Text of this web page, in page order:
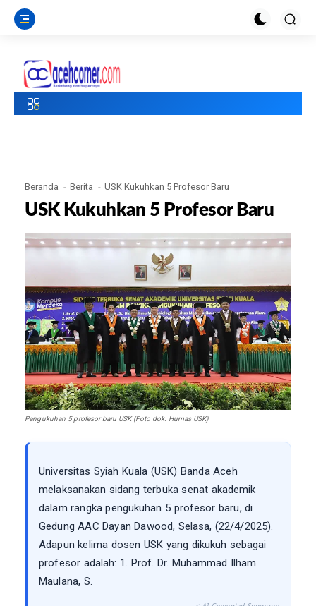
Beranda Berita USK Kukuhkan 5 Profesor Baru
USK Kukuhkan 5 Profesor Baru
Pengukuhan 5 profesor baru USK (Foto dok. Humas USK)
Universitas Syiah Kuala (USK) Banda Aceh
melaksanakan sidang terbuka senat akademik
dalam rangka pengukuhan 5 profesor baru, di
Gedung AAC Dayan Dawood, Selasa, (22/4/2025).
Adapun kelima dosen USK yang dikukuh sebagai
profesor adalah: 1. Prof. Dr. Muhammad Ilham
Maulana, S.